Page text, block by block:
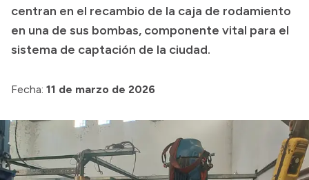
Consulta de expedientes
Consulta de pago a proveedores
Convocatorias
centran en el recambio de la caja de rodamiento
en una de sus bombas, componente vital para el
sistema de captación de la ciudad.
Fecha: 11 de marzo de 2026